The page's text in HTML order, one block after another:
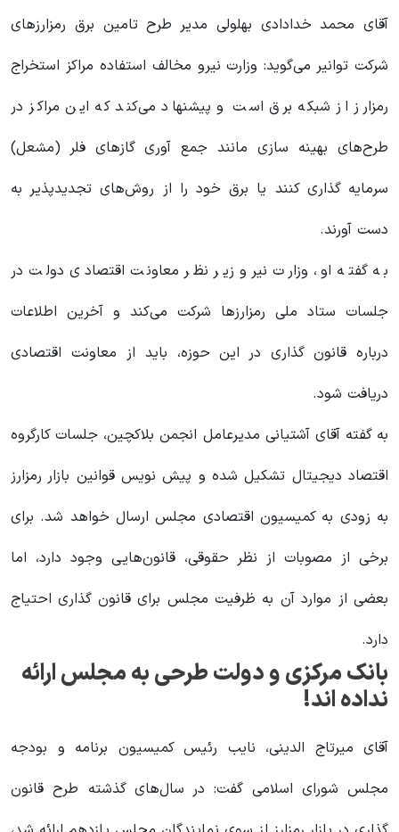
آقای محمد خدادادی بهلولی مدیر طرح تامین برق رمزارز‌های
شرکت توانیر می‌گوید: وزارت نیرو مخالف استفاده مراکز استخراج
رمزارز از شبکه برق است و پیشنهاد می‌کند که این مراکز در
طرح‌های بهینه سازی مانند جمع آوری گاز‌های فلر (مشعل)
سرمایه گذاری کنند یا برق خود را از روش‌های تجدیدپذیر به
دست آورند.
به گفته او، وزارت نیرو زیر نظر معاونت اقتصادی دولت در
جلسات ستاد ملی رمزارز‌ها شرکت می‌کند و آخرین اطلاعات
درباره قانون گذاری در این حوزه، باید از معاونت اقتصادی
دریافت شود.
به گفته آقای آشتیانی مدیرعامل انجمن بلاکچین، جلسات کارگروه
اقتصاد دیجیتال تشکیل شده و پیش نویس قوانین بازار رمزارز
به زودی به کمیسیون اقتصادی مجلس ارسال خواهد شد. برای
برخی از مصوبات از نظر حقوقی، قانون‌هایی وجود دارد، اما
بعضی از موارد آن به ظرفیت مجلس برای قانون گذاری احتیاج
دارد.
بانک مرکزی و دولت طرحی به مجلس ارائه
نداده اند!
آقای میرتاج الدینی، نایب رئیس کمیسیون برنامه و بودجه
مجلس شورای اسلامی گفت: در سال‌های گذشته طرح قانون